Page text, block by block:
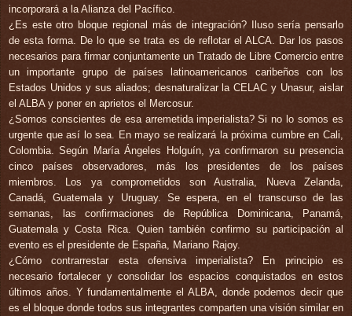
incorporará a la Alianza del Pacífico.
¿Es este otro bloque regional más de integración? Iluso sería pensarlo
de esta forma. De lo que se trata es de reflotar el ALCA. Dar los pasos
necesarios para firmar conjuntamente un Tratado de Libre Comercio entre
un importante grupo de países latinoamericanos caribeños con los
Estados Unidos y sus aliados; desnaturalizar la CELAC y Unasur, aislar
el ALBA y poner en aprietos el Mercosur.
¿Somos conscientes de esa arremetida imperialista? Si no lo somos es
urgente que así lo sea. En mayo se realizará la próxima cumbre en Cali,
Colombia. Según María Ángeles Holguín, ya confirmaron su presencia
cinco países observadores, más los presidentes de los países
miembros. Los ya comprometidos son Australia, Nueva Zelanda,
Canadá, Guatemala y Uruguay. Se espera, en el transcurso de las
semanas, las confirmaciones de República Dominicana, Panamá,
Guatemala y Costa Rica. Quien también confirmo su participación al
evento es el presidente de España, Mariano Rajoy.
¿Cómo contrarrestar esta ofensiva imperialista? En principio es
necesario fortalecer y consolidar los espacios conquistados en estos
últimos años. Y fundamentalmente el ALBA, donde podemos decir que
es el bloque donde todos sus integrantes comparten una visión similar en